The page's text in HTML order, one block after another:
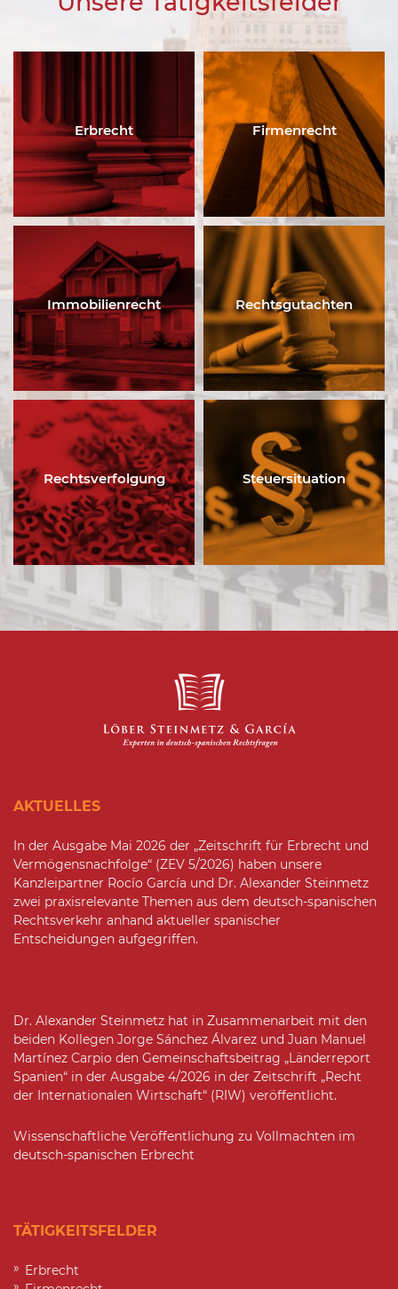
Erbrecht Firmenrecht
Immobilienrecht Rechtsgutachten
Rechtsverfolgung Steuersituation
AKTUELLES
In der Ausgabe Mai 2026 der „Zeitschrift für Erbrecht und
Vermögensnachfolge“ (ZEV 5/2026) haben unsere
Kanzleipartner Rocío García und Dr. Alexander Steinmetz
zwei praxisrelevante Themen aus dem deutsch-spanischen
Rechtsverkehr anhand aktueller spanischer
Entscheidungen aufgegriffen.
Dr. Alexander Steinmetz hat in Zusammenarbeit mit den
beiden Kollegen Jorge Sánchez Álvarez und Juan Manuel
Martínez Carpio den Gemeinschaftsbeitrag „Länderreport
Spanien“ in der Ausgabe 4/2026 in der Zeitschrift „Recht
der Internationalen Wirtschaft“ (RIW) veröffentlicht.
Wissenschaftliche Veröffentlichung zu Vollmachten im
deutsch-spanischen Erbrecht
TÄTIGKEITSFELDER
Erbrecht